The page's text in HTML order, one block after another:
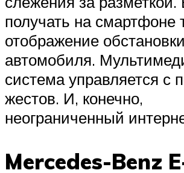
получать на смартфоне
отображение
автомобиля.
система управляется с
жестов. И, конечно,
неограниченный
Mercedes-Benz